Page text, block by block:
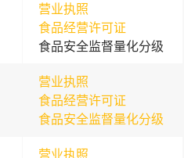
营业执照
食品经营许可证
食品安全监督量化分级
营业执照
食品经营许可证
食品安全监督量化分级
营业执照